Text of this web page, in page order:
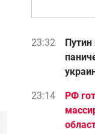
23:32
Путин
23:14
РФ